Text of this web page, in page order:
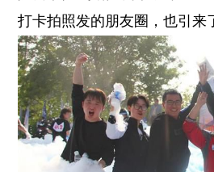
打卡拍照发的朋友圈，也引来